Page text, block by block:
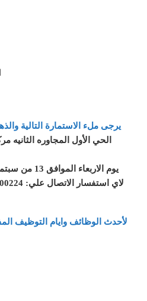
يرجى ملء الاستمارة التالية
الحي الأول المجاوره الثانيه
يوم الاربعاء الموافق 13 من سبتمبر 2023 من الساعة 10ص الى اساعة 4م
لاي استفسار الاتصال علي: 01116000224 / 01121220066 / 01154012422
لأحدث الوظائف وايام التوظيف